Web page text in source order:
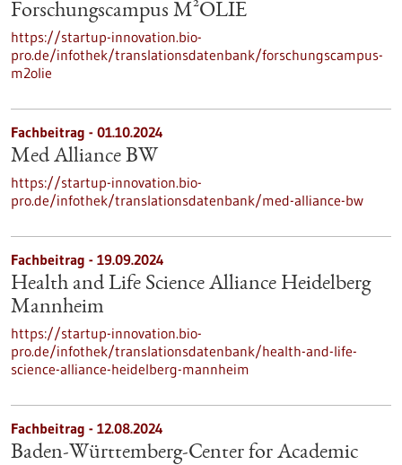
Forschungscampus M²OLIE
https://startup-innovation.bio-
pro.de/infothek/translationsdatenbank/forschungscampus-
m2olie
Fachbeitrag - 01.10.2024
Med Alliance BW
https://startup-innovation.bio-
pro.de/infothek/translationsdatenbank/med-alliance-bw
Fachbeitrag - 19.09.2024
Health and Life Science Alliance Heidelberg
Mannheim
https://startup-innovation.bio-
pro.de/infothek/translationsdatenbank/health-and-life-
science-alliance-heidelberg-mannheim
Fachbeitrag - 12.08.2024
Baden-Württemberg-Center for Academic